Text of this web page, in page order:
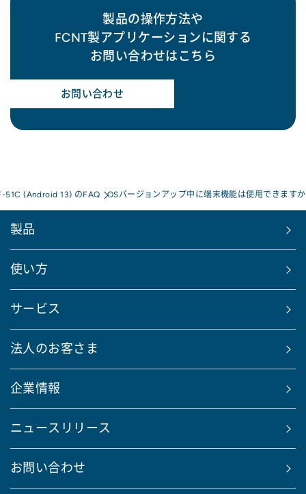
製品の操作方法や
FCNT製アプリケーションに関する
お問い合わせはこちら
お問い合わせ
51C (Android 13) のFAQ OSバージョンアップ中に端末機能は使用できます
製品
使い方
サービス
法人のお客さま
企業情報
ニュースリリース
お問い合わせ